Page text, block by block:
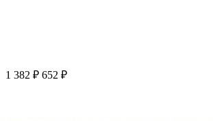
1 382 ₽ 652 ₽